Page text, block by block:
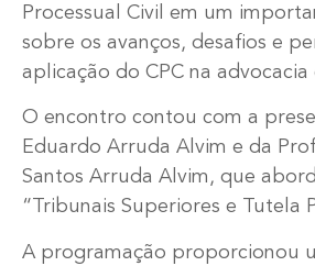
Processual Civil em um
sobre os avanços, desafios e
aplicação do CPC na
O encontro contou com a
Eduardo Arruda Alvim e da
Santos Arruda Alvim, que
“Tribunais Superiores e Tutela
A programação proporcionou